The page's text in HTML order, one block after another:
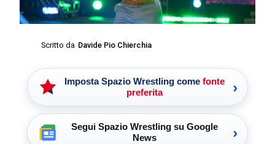
Scritto da Davide Pio Chierchia
Imposta Spazio Wrestling come fonte
preferita
›
Segui Spazio Wrestling su Google
News
›